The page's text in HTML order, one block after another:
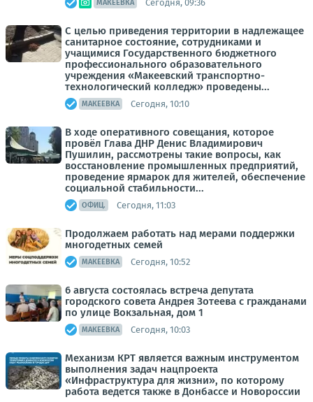
МАКЕЕВКА Сегодня, 09:36
С целью приведения территории в надлежащее
санитарное состояние, сотрудниками и
учащимися Государственного бюджетного
профессионального образовательного
учреждения «Макеевский транспортно-
технологический колледж» проведены...
МАКЕЕВКА Сегодня, 10:10
В ходе оперативного совещания, которое
провёл Глава ДНР Денис Владимирович
Пушилин, рассмотрены такие вопросы, как
восстановление промышленных предприятий,
проведение ярмарок для жителей, обеспечение
социальной стабильности...
ОФИЦ. Сегодня, 11:03
Продолжаем работать над мерами поддержки
многодетных семей
МАКЕЕВКА Сегодня, 10:52
6 августа состоялась встреча депутата
городского совета Андрея Зотеева с гражданами
по улице Вокзальная, дом 1
МАКЕЕВКА Сегодня, 10:03
Механизм КРТ является важным инструментом
выполнения задач нацпроекта
«Инфраструктура для жизни», по которому
работа ведется также в Донбассе и Новороссии